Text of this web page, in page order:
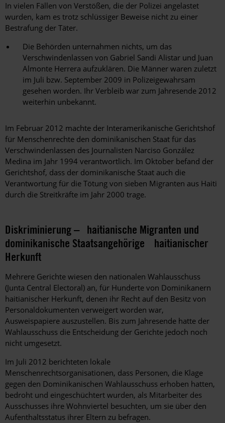
In vielen Fällen von Verstößen, die der Polizei angelastet
wurden, kam es trotz schlüssiger Beweise nicht zu einer
Bestrafung der Täter.
Die Behörden unternahmen nichts, um das
Verschwindenlassen von Gabriel Sandi Alistar und Juan
Almonte Herrera aufzuklären. Die Männer waren zuletzt
im Juli bzw. September 2009 in Polizeigewahrsam
gesehen worden. Ihr Verbleib war zum Jahresende 2012
weiterhin unbekannt.
Im Februar 2012 machte der Interamerikanische Gerichtshof
für Menschenrechte den dominikanischen Staat für das
Verschwindenlassen des Journalisten Narciso González
Medina im Jahr 1994 verantwortlich. Im Oktober befand der
Gerichtshof, dass der dominikanische Staat auch die
Verantwortung für die Tötung von sieben Migranten aus Haiti
durch die Streitkräfte im Jahr 2000 trage.
Diskriminierung – haitianische Migranten und
dominikanische Staatsangehörige haitianischer
Herkunft
Mehrere Gerichte wiesen den nationalen Wahlausschuss
(Junta Central Electoral) an, für Hunderte von Dominikanern
haitianischer Herkunft, denen ihr Recht auf den Besitz von
Personaldokumenten verweigert worden war,
Ausweispapiere auszustellen. Bis zum Jahresende hatte der
Wahlausschuss die Entscheidung der Gerichte jedoch noch
nicht umgesetzt.
Im Juli 2012 berichteten lokale
Menschenrechtsorganisationen, dass Personen, die Klage
gegen den Dominikanischen Wahlausschuss erhoben hatten,
bedroht und eingeschüchtert wurden, als Mitarbeiter des
Ausschusses ihre Wohnviertel besuchten, um sie über den
Aufenthaltsstatus ihrer Eltern zu befragen.